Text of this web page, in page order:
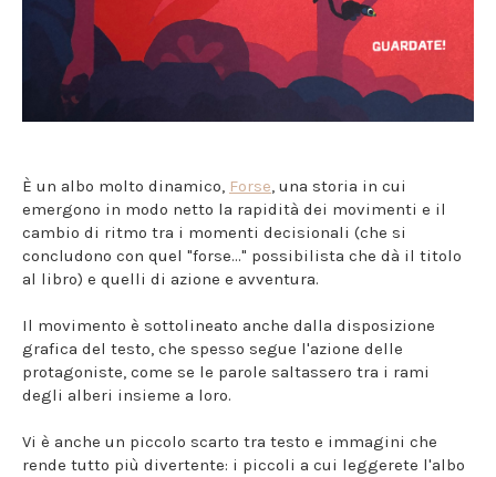
È un albo molto dinamico, Forse, una storia in cui
emergono in modo netto la rapidità dei movimenti e il
cambio di ritmo tra i momenti decisionali (che si
concludono con quel "forse..." possibilista che dà il titolo
al libro) e quelli di azione e avventura.
Il movimento è sottolineato anche dalla disposizione
grafica del testo, che spesso segue l'azione delle
protagoniste, come se le parole saltassero tra i rami
degli alberi insieme a loro.
Vi è anche un piccolo scarto tra testo e immagini che
rende tutto più divertente: i piccoli a cui leggerete l'albo